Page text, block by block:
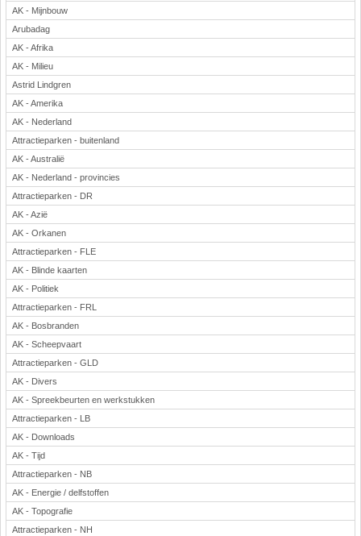
AK - Mijnbouw
Arubadag
AK - Afrika
AK - Milieu
Astrid Lindgren
AK - Amerika
AK - Nederland
Attractieparken - buitenland
AK - Australië
AK - Nederland - provincies
Attractieparken - DR
AK - Azië
AK - Orkanen
Attractieparken - FLE
AK - Blinde kaarten
AK - Politiek
Attractieparken - FRL
AK - Bosbranden
AK - Scheepvaart
Attractieparken - GLD
AK - Divers
AK - Spreekbeurten en werkstukken
Attractieparken - LB
AK - Downloads
AK - Tijd
Attractieparken - NB
AK - Energie / delfstoffen
AK - Topografie
Attractieparken - NH